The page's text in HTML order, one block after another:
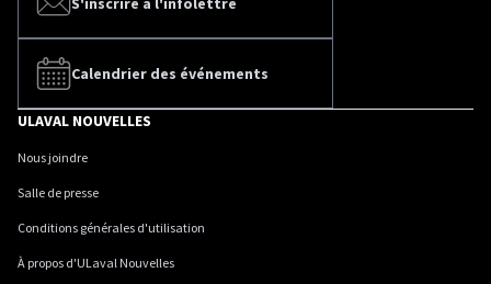
Calendrier des événements
ULAVAL NOUVELLES
Nous joindre
Salle de presse
Conditions générales d'utilisation
À propos d'ULaval Nouvelles